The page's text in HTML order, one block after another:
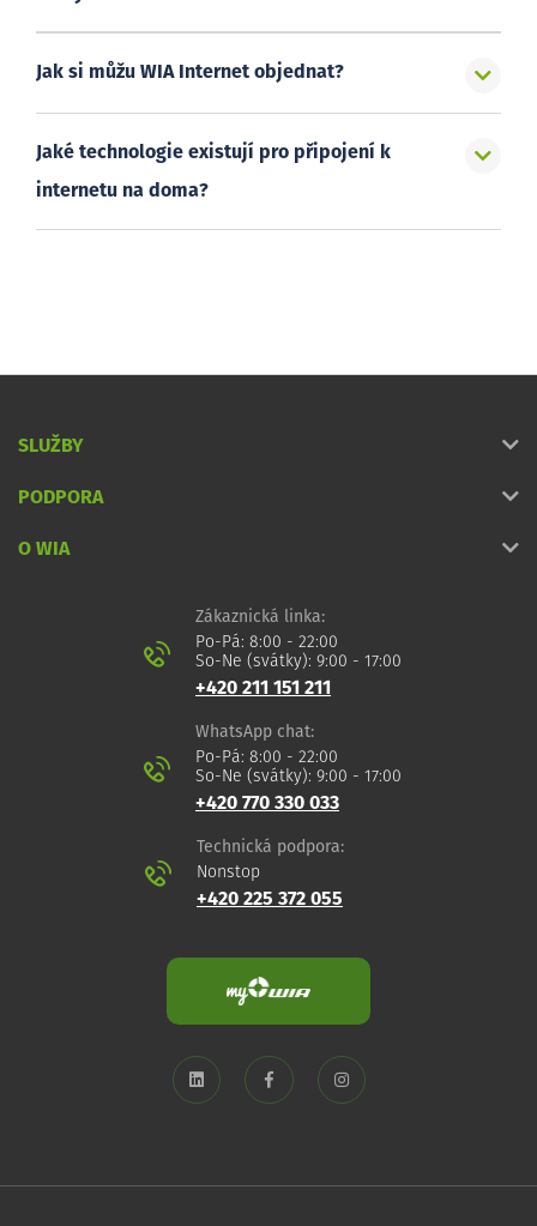
Jak si můžu WIA Internet objednat?
Jaké technologie existují pro připojení k
internetu na doma?
SLUŽBY
PODPORA
O WIA
Zákaznická linka:
Po-Pá: 8:00 - 22:00
So-Ne (svátky): 9:00 - 17:00
+420 211 151 211
WhatsApp chat:
Po-Pá: 8:00 - 22:00
So-Ne (svátky): 9:00 - 17:00
+420 770 330 033
Technická podpora:
Nonstop
+420 225 372 055